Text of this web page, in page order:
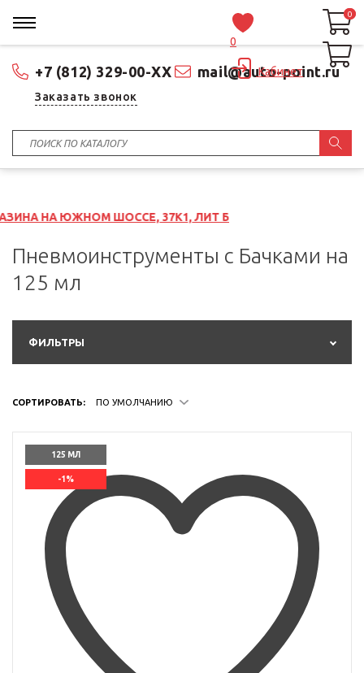
+7 (812) 329-00-XX mail@auto-point.ru
Заказать звонок
0
Кабинет
0
0
ШОССЕ, 37К1, ЛИТ Б
Пневмоинструменты с Бачками на
125 мл
ФИЛЬТРЫ
СОРТИРОВАТЬ: ПО УМОЛЧАНИЮ
125 МЛ
-1%